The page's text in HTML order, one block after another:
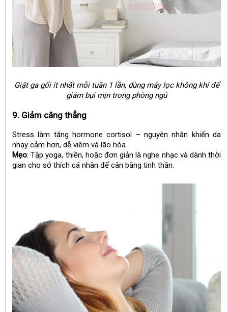
Giặt ga gối ít nhất mỗi tuần 1 lần, dùng máy lọc không khí để
giảm bụi mịn trong phòng ngủ
9. Giảm căng thẳng
Stress làm tăng hormone cortisol – nguyên nhân khiến da
nhạy cảm hơn, dễ viêm và lão hóa.
Mẹo: Tập yoga, thiền, hoặc đơn giản là nghe nhạc và dành thời
gian cho sở thích cá nhân để cân bằng tinh thần.